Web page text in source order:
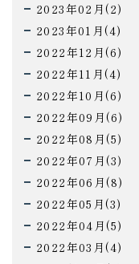
2023年02月(2)
2023年01月(4)
2022年12月(6)
2022年11月(4)
2022年10月(6)
2022年09月(6)
2022年08月(5)
2022年07月(3)
2022年06月(8)
2022年05月(3)
2022年04月(5)
2022年03月(4)